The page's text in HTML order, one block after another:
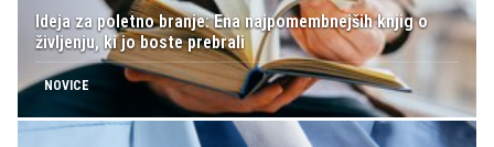
Ideja za poletno branje: Ena najpomembnejših knjig o
življenju, ki jo boste prebrali
NOVICE